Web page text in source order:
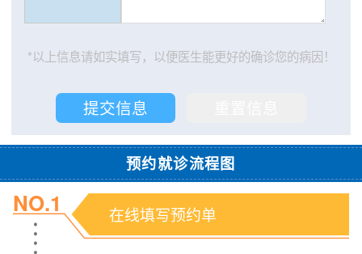
*以上信息请如实填写，以便医生能更好的确诊您的病因！
预约就诊流程图
NO.1 在线填写预约单